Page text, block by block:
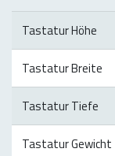
Tastatur Höhe
Tastatur Breite
Tastatur Tiefe
Tastatur Gewicht